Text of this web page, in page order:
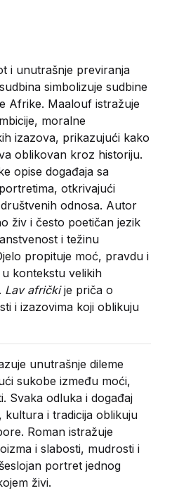
i unutrašnje previranja
simbolizuje sudbine
Afrike. Maalouf istražuje
moralne
izazova, prikazujući kako
oblikovan kroz historiju.
opise događaja sa
otkrivajući
odnosa. Autor
živ i često poetičan jezik
i težinu
propituje moć, pravdu i
kontekstu velikih
Lav afričkije priča o
i izazovima koji oblikuju
unutrašnje dileme
sukobe između moći,
Svaka odluka i događaj
kultura i tradicija oblikuju
Roman istražuje
i slabosti, mudrosti i
portret jednog
živi.